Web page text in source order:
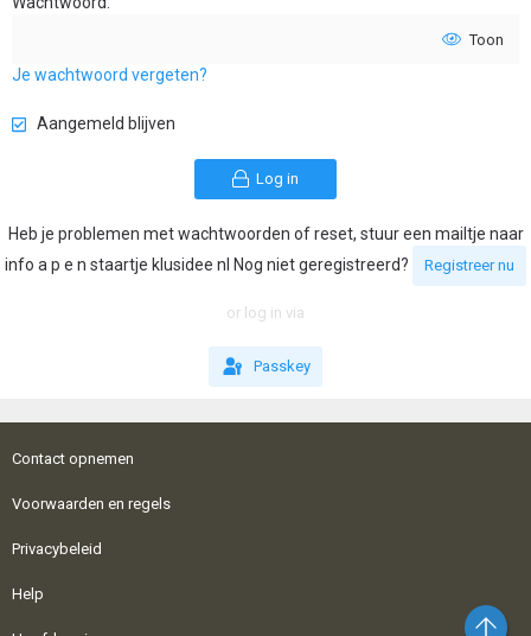
Toon
Je wachtwoord vergeten?
Aangemeld blijven
Log in
Heb je problemen met wachtwoorden of reset, stuur een mailtje naar
info a p e n staartje klusidee nl Nog niet geregistreerd?
Registreer nu
or log in via
Passkey
Contact opnemen
Voorwaarden en regels
Privacybeleid
Help